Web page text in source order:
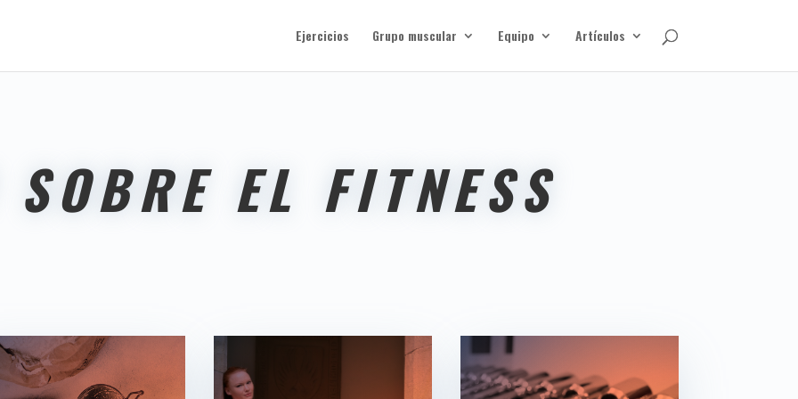
Ejercicios Grupo muscular Equipo Artículos
SOBRE EL FITNESS